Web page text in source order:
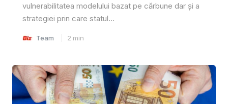
vulnerabilitatea modelului bazat pe cărbune dar și a
strategiei prin care statul...
Team 2 min